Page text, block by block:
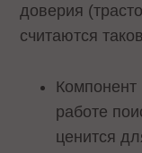
доверия
считаются
Компонент
работе
ценится